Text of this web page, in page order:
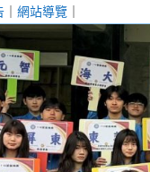
｜ 網站導覽 ｜